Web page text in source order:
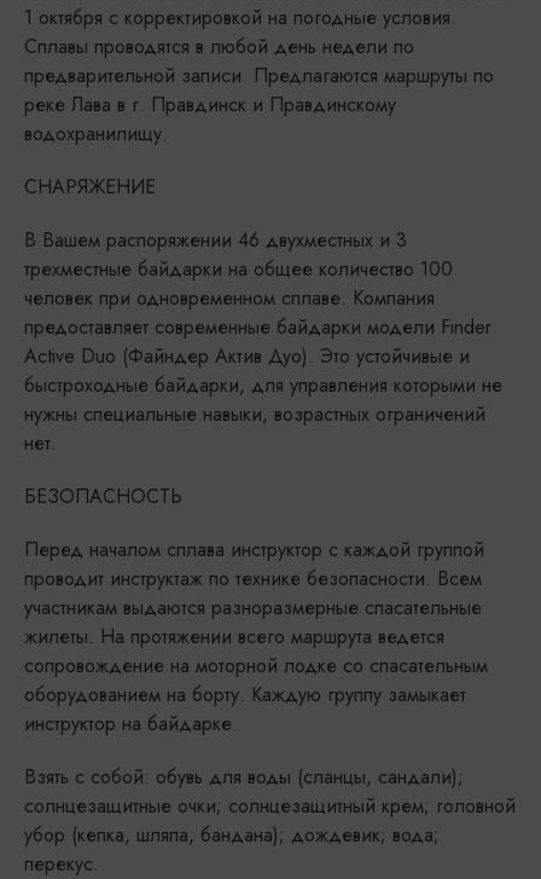
1 октября с корректировкой на погодные условия.
Сплавы проводятся в любой день недели по
предварительной записи. Предлагаются маршруты по
реке Лава в г. Правдинск и Правдинскому
водохранилищу.
СНАРЯЖЕНИЕ
В Вашем распоряжении 46 двухместных и 3
трехместные байдарки на общее количество 100
человек при одновременном сплаве. Компания
предоставляет современные байдарки модели Finder
Active Duo (Файндер Актив Дуо). Это устойчивые и
быстроходные байдарки, для управления которыми не
нужны специальные навыки, возрастных ограничений
нет.
БЕЗОПАСНОСТЬ
Перед началом сплава инструктор с каждой группой
проводит инструктаж по технике безопасности. Всем
участникам выдаются разноразмерные спасательные
жилеты. На протяжении всего маршрута ведется
сопровождение на моторной лодке со спасательным
оборудованием на борту. Каждую группу замыкает
инструктор на байдарке.
Взять с собой: обувь для воды (сланцы, сандали);
солнцезащитные очки; солнцезащитный крем; головной
убор (кепка, шляпа, бандана); дождевик; вода;
перекус.